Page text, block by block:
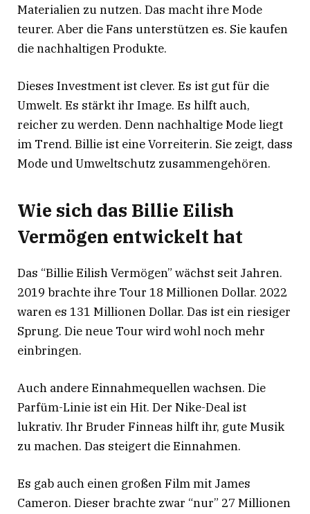
Materialien zu nutzen. Das macht ihre Mode
teurer. Aber die Fans unterstützen es. Sie kaufen
die nachhaltigen Produkte.
Dieses Investment ist clever. Es ist gut für die
Umwelt. Es stärkt ihr Image. Es hilft auch,
reicher zu werden. Denn nachhaltige Mode liegt
im Trend. Billie ist eine Vorreiterin. Sie zeigt, dass
Mode und Umweltschutz zusammengehören.
Wie sich das Billie Eilish
Vermögen entwickelt hat
Das “Billie Eilish Vermögen” wächst seit Jahren.
2019 brachte ihre Tour 18 Millionen Dollar. 2022
waren es 131 Millionen Dollar. Das ist ein riesiger
Sprung. Die neue Tour wird wohl noch mehr
einbringen.
Auch andere Einnahmequellen wachsen. Die
Parfüm-Linie ist ein Hit. Der Nike-Deal ist
lukrativ. Ihr Bruder Finneas hilft ihr, gute Musik
zu machen. Das steigert die Einnahmen.
Es gab auch einen großen Film mit James
Cameron. Dieser brachte zwar “nur” 27 Millionen